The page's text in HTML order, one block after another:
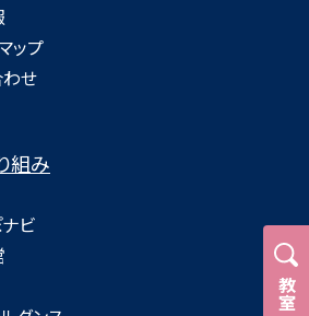
教室
ップ
せ
組み
ビ